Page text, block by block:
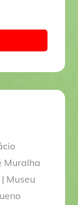
Muralha
Museu